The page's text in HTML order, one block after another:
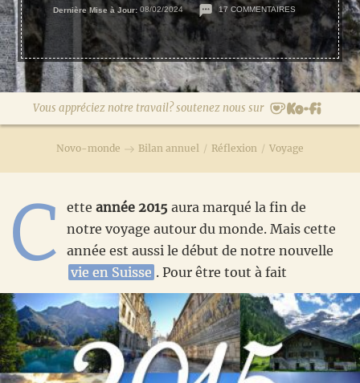
Vous appréciez notre travail? soutenez nous sur
Novo-monde Bilan annuel / Réflexion / Voyage
Dernière Mise à Jour: 08/02/2024 17 COMMENTAIRES
C ette année 2015 aura marqué la fin de
notre voyage autour du monde. Mais cette
année est aussi le début de notre nouvelle
vie en Suisse . Pour être tout à fait